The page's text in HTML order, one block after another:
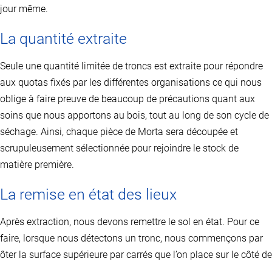
jour même.
La quantité extraite
Seule une quantité limitée de troncs est extraite pour répondre
aux quotas fixés par les différentes organisations ce qui nous
oblige à faire preuve de beaucoup de précautions quant aux
soins que nous apportons au bois, tout au long de son cycle de
séchage. Ainsi, chaque pièce de Morta sera découpée et
scrupuleusement sélectionnée pour rejoindre le stock de
matière première.
La remise en état des lieux
Après extraction, nous devons remettre le sol en état. Pour ce
faire, lorsque nous détectons un tronc, nous commençons par
ôter la surface supérieure par carrés que l’on place sur le côté de